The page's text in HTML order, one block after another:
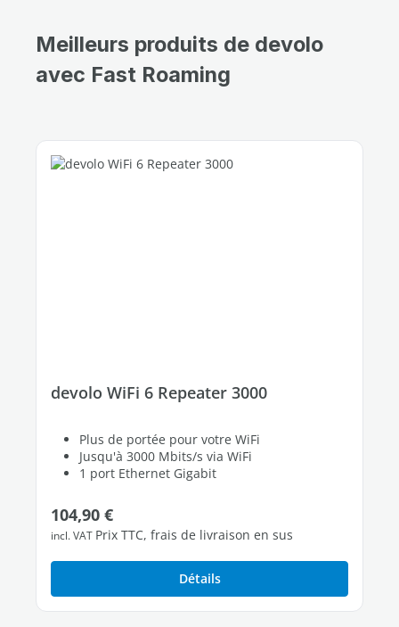
Meilleurs produits de devolo
avec Fast Roaming
devolo WiFi 6 Repeater 3000
Plus de portée pour votre WiFi
Jusqu'à 3000 Mbits/s via WiFi
1 port Ethernet Gigabit
Prix régulier :
104,90 €
incl. VAT Prix TTC, frais de livraison en sus
Détails